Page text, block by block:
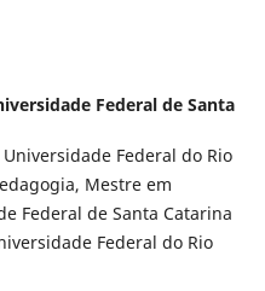
Federal de Santa
Federal do Rio
Mestre em
Federal de Santa Catarina
Federal do Rio